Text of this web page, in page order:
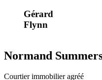
Gérard
Flynn
Normand
Courtier immobilier agréé